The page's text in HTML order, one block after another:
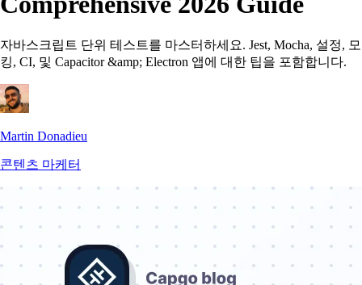
자바스크립트 단위 테스트를 마스터하세요. Jest, Mocha, 설정, 모
킹, CI, 및 Capacitor &amp; Electron 앱에 대한 팁을 포함합니다.
Martin Donadieu
콘텐츠 마케터